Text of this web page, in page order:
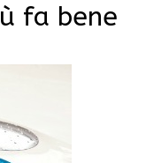
fa bene